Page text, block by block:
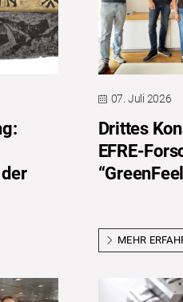
07. Juli 2026
Drittes
EFRE-
MEHR